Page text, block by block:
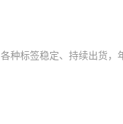
各种标签稳定、持续出货，